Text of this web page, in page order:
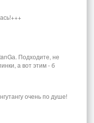
Подходите, не
а вот этим - б
очень по душе!